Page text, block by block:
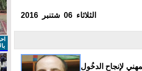
الثلاثاء 06 شتنبر 2016
لإنجاح الدخُول